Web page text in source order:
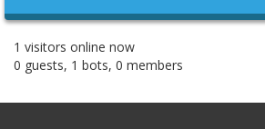
1 visitors online now
0 guests, 1 bots, 0 members